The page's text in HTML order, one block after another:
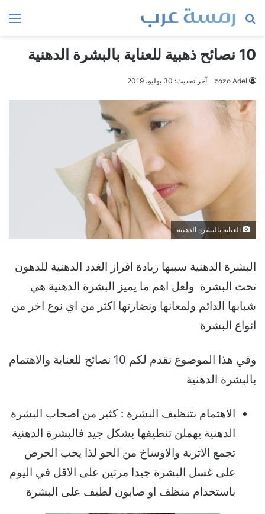
بحث
10 نصائح ذهبية للعناية بالبشرة الدهنية
zozo Adel آخر تحديث: 30 يوليو، 2019
العناية بالبشرة الدهنية
البشرة الدهنية سببها زيادة افراز الغدد الدهنية للدهون
تحت البشرة ولعل اهم ما يميز البشرة الدهنية هي
شبابها الدائم ولمعانها ونضارتها اكثر من اي نوع اخر من
انواع البشرة
وفي هذا الموضوع نقدم لكم 10 نصائح للعناية والاهتمام
بالبشرة الدهنية
الاهتمام بتنظيف البشرة : كثير من اصحاب البشرة
الدهنية يهملن تنظيفها بشكل جيد فالبشرة الدهنية
تجمع الاتربة والاوساخ من الجو لذا يجب الحرص
على غسل البشرة جيدا مرتين على الاقل في اليوم
باستخدام منظف او صابون لطيف على البشرة